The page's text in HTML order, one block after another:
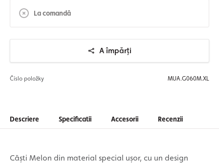
La comandă
A împărți
Číslo položky MUA.G060M.XL
Descriere Specificatii Accesorii Recenzii
Căști Melon din material special ușor, cu un design